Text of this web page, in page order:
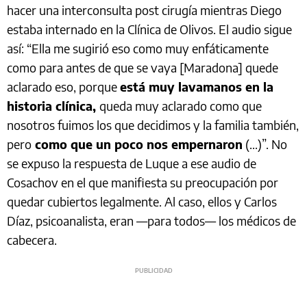
hacer una interconsulta post cirugía mientras Diego
estaba internado en la Clínica de Olivos. El audio sigue
así: “Ella me sugirió eso como muy enfáticamente
como para antes de que se vaya [Maradona] quede
aclarado eso, porqueestá muy lavamanos en la
historia clínica, queda muy aclarado como que
nosotros fuimos los que decidimos y la familia también,
pero como que un poco nos empernaron (...)”. No
se expuso la respuesta de Luque a ese audio de
Cosachov en el que manifiesta su preocupación por
quedar cubiertos legalmente. Al caso, ellos y Carlos
Díaz, psicoanalista, eran —para todos— los médicos de
cabecera.